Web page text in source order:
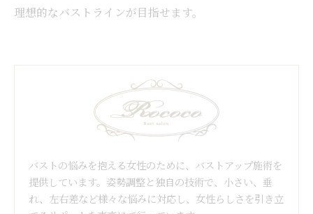
理想的なバストラインが目指せます。
バストの悩みを抱える女性のために、バストアップ施術を
提供しています。姿勢調整と独自の技術で、小さい、垂
れ、左右差など様々な悩みに対応し、女性らしさを引き立